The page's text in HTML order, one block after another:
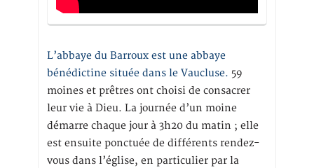
L’abbaye du Barroux est une abbaye
bénédictine située dans le Vaucluse. 59
moines et prêtres ont choisi de consacrer
leur vie à Dieu. La journée d’un moine
démarre chaque jour à 3h20 du matin ; elle
est ensuite ponctuée de différents rendez-
vous dans l’église, en particulier par la